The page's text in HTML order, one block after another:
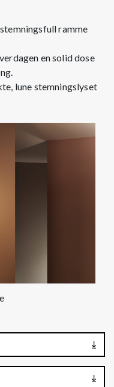
ramme
en solid dose
lune stemningslyset